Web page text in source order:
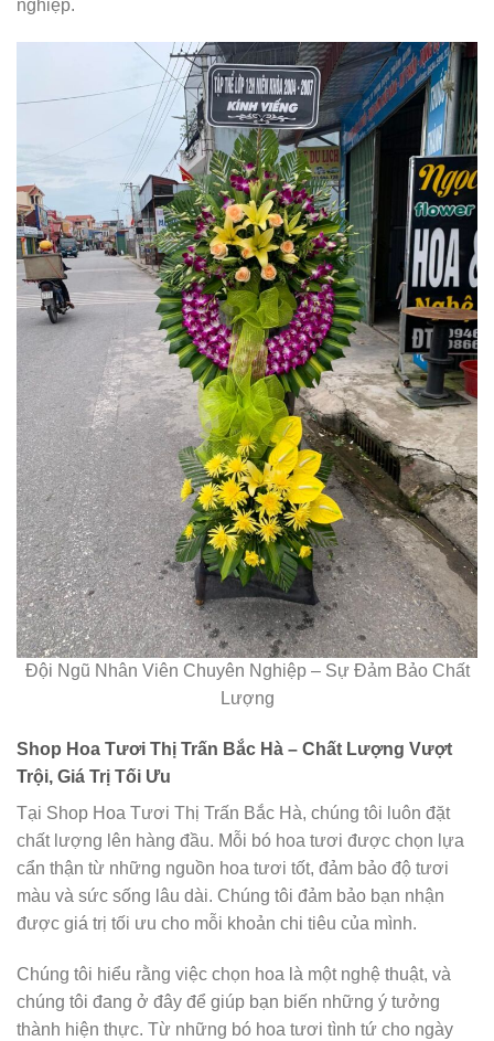
nghiệp.
Đội Ngũ Nhân Viên Chuyên Nghiệp – Sự Đảm Bảo Chất
Lượng
Shop Hoa Tươi Thị Trấn Bắc Hà – Chất Lượng Vượt
Trội, Giá Trị Tối Ưu
Tại Shop Hoa Tươi Thị Trấn Bắc Hà, chúng tôi luôn đặt
chất lượng lên hàng đầu. Mỗi bó hoa tươi được chọn lựa
cẩn thận từ những nguồn hoa tươi tốt, đảm bảo độ tươi
màu và sức sống lâu dài. Chúng tôi đảm bảo bạn nhận
được giá trị tối ưu cho mỗi khoản chi tiêu của mình.
Chúng tôi hiểu rằng việc chọn hoa là một nghệ thuật, và
chúng tôi đang ở đây để giúp bạn biến những ý tưởng
thành hiện thực. Từ những bó hoa tươi tình tứ cho ngày